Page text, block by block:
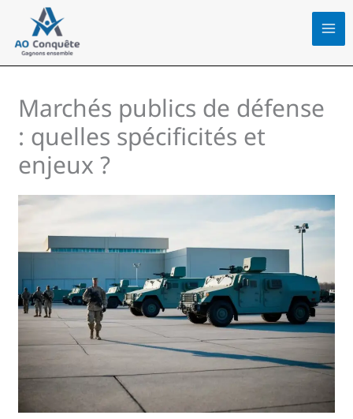
contenu
Marchés publics de défense
: quelles spécificités et
enjeux ?